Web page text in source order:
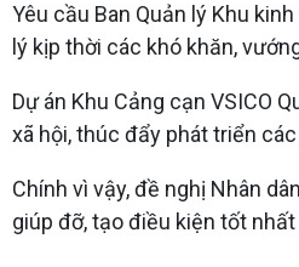
Yêu cầu Ban Quản lý Khu
lý kịp thời các khó khăn,
Dự án Khu Cảng cạn VSICO
xã hội, thúc đẩy phát triển
Chính vì vậy, đề nghị Nhân
giúp đỡ, tạo điều kiện tốt